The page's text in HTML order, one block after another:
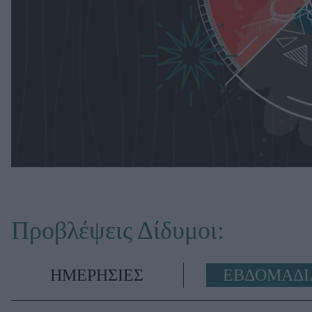
Προβλέψεις Δίδυμοι:
ΗΜΕΡΗΣΙΕΣ